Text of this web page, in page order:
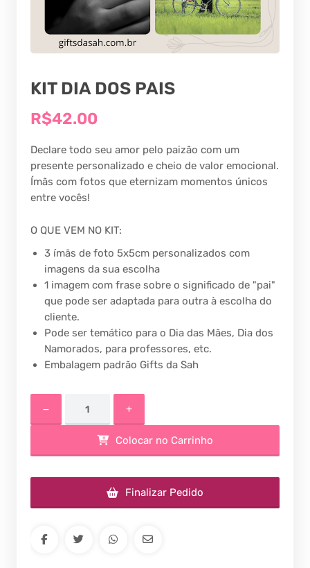
KIT DIA DOS PAIS
R$42.00
Declare todo seu amor pelo paizão com um
presente personalizado e cheio de valor emocional.
Ímãs com fotos que eternizam momentos únicos
entre vocês!
O QUE VEM NO KIT:
3 ímãs de foto 5x5cm personalizados com
imagens da sua escolha
1 imagem com frase sobre o significado de "pai"
que pode ser adaptada para outra à escolha do
cliente.
Pode ser temático para o Dia das Mães, Dia dos
Namorados, para professores, etc.
Embalagem padrão Gifts da Sah
Colocar no Carrinho
Finalizar Pedido